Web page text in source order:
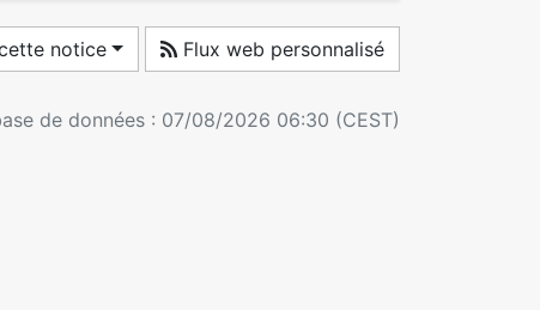
notice Flux web personnalisé
de données : 07/08/2026 06:30 (CEST)